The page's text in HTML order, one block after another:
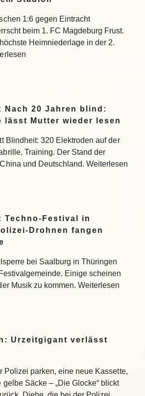
1:6 gegen Eintracht
beim 1. FC Magdeburg Frust.
Heimniederlage in der 2.
Nach 20 Jahren blind:
lässt Mutter wieder lesen
Blindheit: 320 Elektroden auf der
Training. Der Stand der
und Deutschland. Weiterlesen
Techno-Festival in
Drohnen fangen
bei Saalburg in Thüringen
Einige scheinen
Musik zu kommen. Weiterlesen
Urzeitgigant verlässt
Polizei parken, eine neue Kassette,
Säcke – „Die Glocke“ blickt